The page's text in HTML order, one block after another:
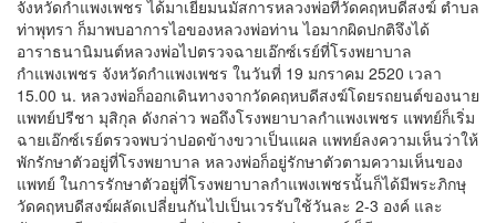
จังหวัดกำแพงเพชร ได้มาเยี่ยมนมัสการหลวงพ่อที่วัดคฤหบดีสงฆ์ ตำบล
ท่าพุทรา ก็มาพบอาการไอของหลวงพ่อท่าน ไอมากผิดปกติจึงได้
อาราธนานิมนต์หลวงพ่อไปตรวจฉายเอ๊กซ์เรย์ที่โรงพยาบาล
กำแพงเพชร จังหวัดกำแพงเพชร ในวันที่ 19 มกราคม 2520 เวลา
15.00 น. หลวงพ่อก็ออกเดินทางจากวัดคฤหบดีสงฆ์โดยรถยนต์ของนาย
แพทย์ปรีชา มุสิกุล ดังกล่าว พอถึงโรงพยาบาลกำแพงเพชร แพทย์ก็เริ่ม
ฉายเอ๊กซ์เรย์ตรวจพบว่าปอดข้างขวาเป็นแผล แพทย์ลงความเห็นว่าให้
พักรักษาตัวอยู่ที่โรงพยาบาล หลวงพ่อก็อยู่รักษาตัวตามความเห็นของ
แพทย์ ในการรักษาตัวอยู่ที่โรงพยาบาลกำแพงเพชรนั้นก็ได้มีพระภิกษุ
วัดคฤหบดีสงฆ์ผลัดเปลี่ยนกันไปเป็นเวรรับใช้วันละ 2-3 องค์ และ